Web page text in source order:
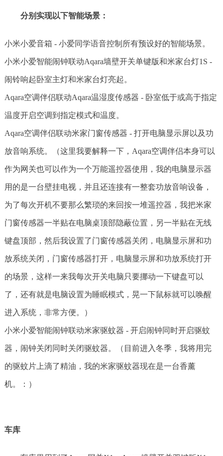
分别实现以下智能场景：
小米小爱音箱 - 小爱同学语音控制所有预设好的智能场景。
小米小爱智能闹钟联动Aqara墙壁开关单键版和米家台灯1S -
闹铃响起卧室主灯和米家台灯亮起。
Aqara空调伴侣联动Aqara温湿度传感器 - 卧室低于或高于指定
温度开启空调到指定模式和温度。
Aqara空调伴侣联动米家门窗传感器 - 打开电脑显示屏以及功
放音响系统。（这里我要解释一下，Aqara空调伴侣本身可以
作为网关也可以作为一个万能遥控器使用，我的电脑显示器
用的是一台壁挂电视，并且还连接有一整套功放音响设备，
为了每次开机不要那么繁琐的来回按一堆遥控器，我把米家
门窗传感器一半贴在电脑桌顶部隐蔽位置，另一半贴在无线
键盘顶部，然后我设置了门窗传感器关闭，电脑显示屏和功
放系统关闭，门窗传感器打开，电脑显示屏和功放系统打开
的场景，这样一来我每次开关电脑只要挪动一下键盘可以
了，还有就是电脑设置为睡眠模式，晃一下鼠标就可以唤醒
进入系统，非常方便。）
小米小爱智能闹钟联动米家驱蚊器 - 开启闹钟同时开启驱蚊
器，闹钟关闭同时关闭驱蚊器。（目前进入冬季，我将用完
的驱蚊片上滴了精油，我的米家驱蚊器现在是一台香薰
机。：）
车库